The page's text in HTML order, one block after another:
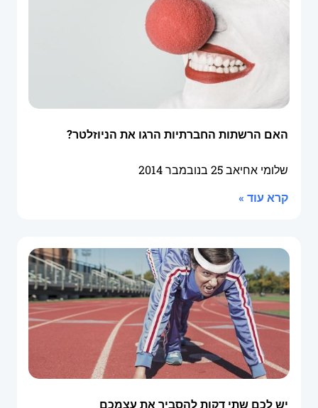
האם הרשתות החברתיות הרגו את הניוזלטר?
שלומי אחיאב25 בנובמבר 2014
קרא עוד »
יש לכם שתי דקות להסביר את עצמכם